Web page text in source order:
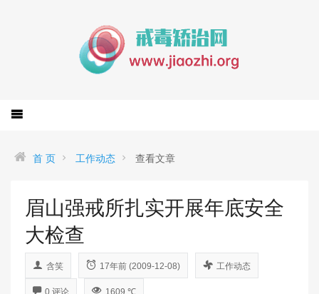
首 页 工作动态 查看文章
眉山强戒所扎实开展年底安全
大检查
含笑 17年前 (2009-12-08) 工作动态
0 评论 1609 ℃